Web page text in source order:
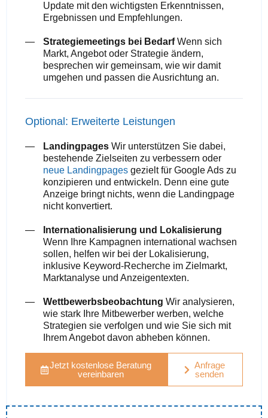
Update mit den wichtigsten Erkenntnissen,
Ergebnissen und Empfehlungen.
Strategiemeetings bei BedarfWenn sich
Markt, Angebot oder Strategie ändern,
besprechen wir gemeinsam, wie wir damit
umgehen und passen die Ausrichtung an.
Optional: Erweiterte Leistungen
Landingpages Wir unterstützen Sie dabei,
bestehende Zielseiten zu verbessern oder
neue Landingpages gezielt für Google Ads zu
konzipieren und entwickeln. Denn eine gute
Anzeige bringt nichts, wenn die Landingpage
nicht konvertiert.
Internationalisierung und Lokalisierung
Wenn Ihre Kampagnen international wachsen
sollen, helfen wir bei der Lokalisierung,
inklusive Keyword-Recherche im Zielmarkt,
Marktanalyse und Anzeigentexten.
Wettbewerbsbeobachtung Wir analysieren,
wie stark Ihre Mitbewerber werben, welche
Strategien sie verfolgen und wie Sie sich mit
Ihrem Angebot davon abheben können.
Jetzt kostenlose Beratung
vereinbaren
Anfrage
senden